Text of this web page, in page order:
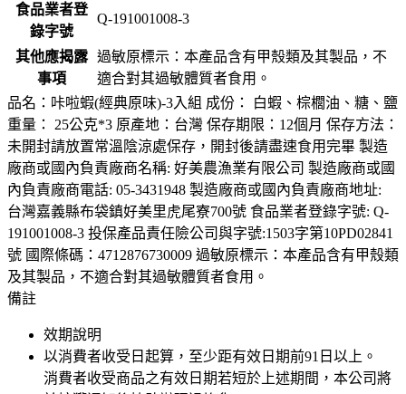
食品業者登
錄字號
Q-191001008-3
其他應揭露
事項
過敏原標示：本產品含有甲殼類及其製品，不
適合對其過敏體質者食用。
品名：咔啦蝦(經典原味)-3入組 成份： 白蝦、棕櫚油、糖、鹽
重量： 25公克*3 原產地：台灣 保存期限：12個月 保存方法：
未開封請放置常溫陰涼處保存，開封後請盡速食用完畢 製造
廠商或國內負責廠商名稱: 好美農漁業有限公司 製造廠商或國
內負責廠商電話: 05-3431948 製造廠商或國內負責廠商地址:
台灣嘉義縣布袋鎮好美里虎尾寮700號 食品業者登錄字號: Q-
191001008-3 投保產品責任險公司與字號:1503字第10PD02841
號 國際條碼：4712876730009 過敏原標示：本產品含有甲殼類
及其製品，不適合對其過敏體質者食用。
備註
效期說明
以消費者收受日起算，至少距有效日期前91 日以上。
消費者收受商品之有效日期若短於上述期間，本公司將